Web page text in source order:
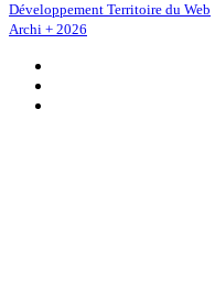
Développement Territoire du Web
Archi + 2026